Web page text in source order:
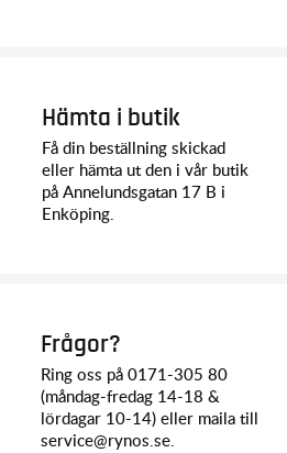
Hämta i butik
Få din beställning skickad
eller hämta ut den i vår butik
på Annelundsgatan 17 B i
Enköping.
Frågor?
Ring oss på 0171-305 80
(måndag-fredag 14-18 &
lördagar 10-14) eller maila till
service@rynos.se.